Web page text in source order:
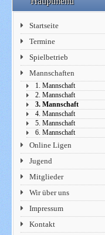
Startseite
Termine
Spielbetrieb
Mannschaften
1. Mannschaft
2. Mannschaft
3. Mannschaft
4. Mannschaft
5. Mannschaft
6. Mannschaft
Online Ligen
Jugend
Mitglieder
Wir über uns
Impressum
Kontakt